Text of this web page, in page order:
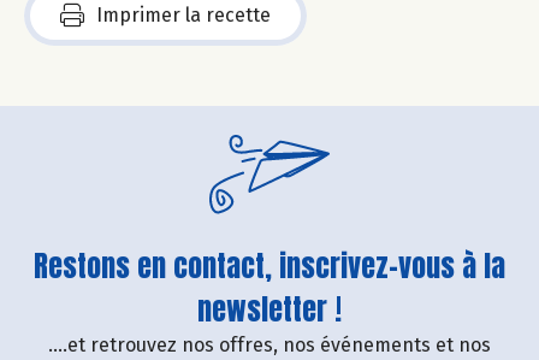
Imprimer la recette
Restons en contact, inscrivez-vous à la
newsletter !
....et retrouvez nos offres, nos événements et nos